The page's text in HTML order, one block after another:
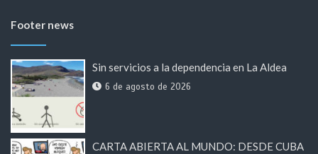
Footer news
Sin servicios a la dependencia en La Aldea
6 de agosto de 2026
CARTA ABIERTA AL MUNDO: DESDE CUBA